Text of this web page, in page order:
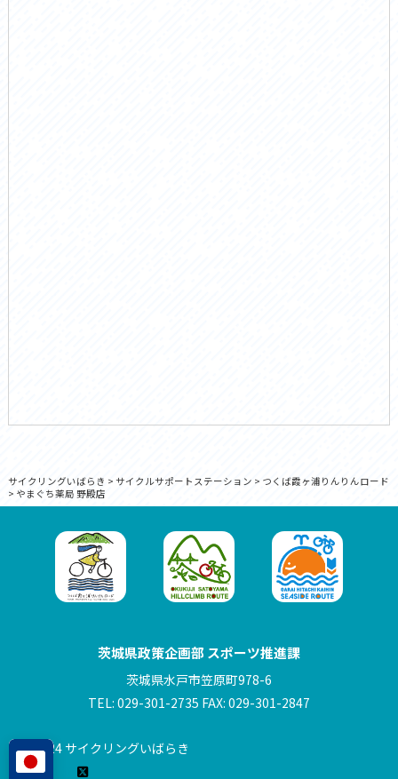
サイクリングいばらき > サイクルサポートステーション > つくば霞ヶ浦りんりんロード
> やまぐち薬局 野殿店
茨城県政策企画部 スポーツ推進課
茨城県水戸市笠原町978-6
TEL: 029-301-2735 FAX: 029-301-2847
© 2024 サイクリングいばらき